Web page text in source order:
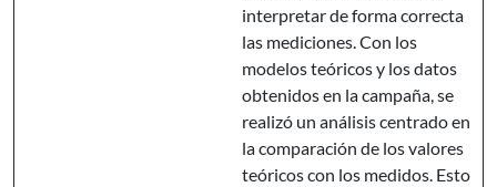
interpretar de forma correcta
las mediciones. Con los
modelos teóricos y los datos
obtenidos en la campaña, se
realizó un análisis centrado en
la comparación de los valores
teóricos con los medidos. Esto